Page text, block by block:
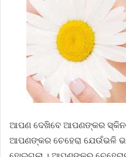
ଆପଣ ଦେଖିବେ ଆପଣଙ୍କର
ଆପଣଙ୍କର ଚେହେରା ଯେଉଁଭଳି